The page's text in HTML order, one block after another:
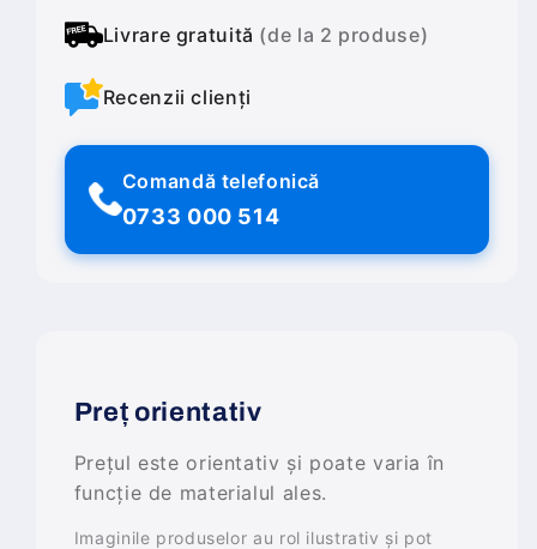
Livrare gratuită (de la 2 produse)
Recenzii clienți
Comandă telefonică
0733 000 514
Preț orientativ
Prețul este orientativ și poate varia în
funcție de materialul ales.
Imaginile produselor au rol ilustrativ și pot